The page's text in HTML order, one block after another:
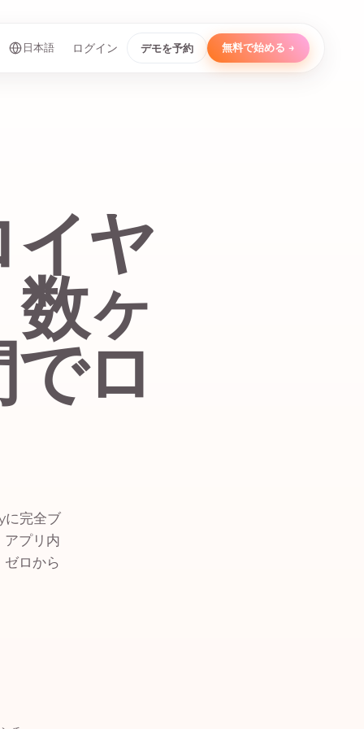
日本語 ログイン デモを予約 無料で始める →
イヤ
ヶ
ロ
完全ブ
アプリ内
ロから